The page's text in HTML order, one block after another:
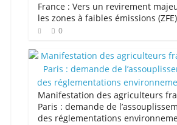
France : Vers un revirement
les zones à faibles émissions (ZFE)
0
Manifestation des agriculteurs
Paris : demande de
des réglementations